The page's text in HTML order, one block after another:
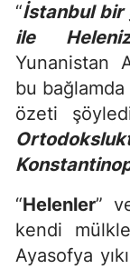
“İstanbul bir
ile
Yunanistan
bu
özeti
“Helenler”
kendi
Ayasofya